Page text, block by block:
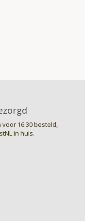
16.30 besteld,
in huis.